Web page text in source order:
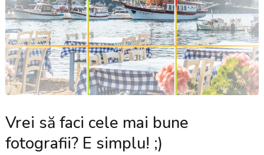
Vrei să faci cele mai bune
fotografii? E simplu! ;)